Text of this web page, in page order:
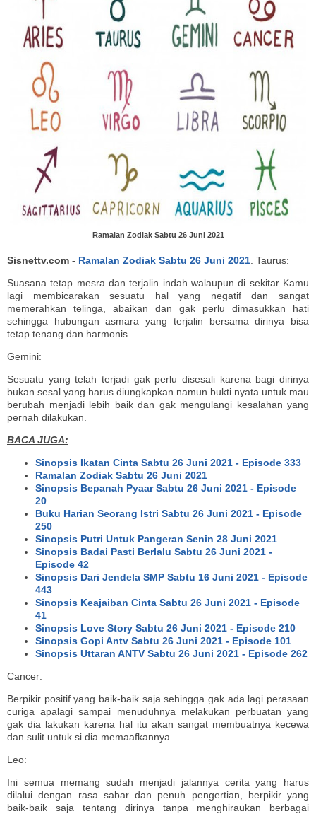
Ramalan Zodiak Sabtu 26 Juni 2021
Sisnettv.com - Ramalan Zodiak Sabtu 26 Juni 2021 . Taurus:
Suasana tetap mesra dan terjalin indah walaupun di sekitar Kamu
lagi membicarakan sesuatu hal yang negatif dan sangat
memerahkan telinga, abaikan dan gak perlu dimasukkan hati
sehingga hubungan asmara yang terjalin bersama dirinya bisa
tetap tenang dan harmonis.
Gemini:
Sesuatu yang telah terjadi gak perlu disesali karena bagi dirinya
bukan sesal yang harus diungkapkan namun bukti nyata untuk mau
berubah menjadi lebih baik dan gak mengulangi kesalahan yang
pernah dilakukan.
BACA JUGA:
Sinopsis Ikatan Cinta Sabtu 26 Juni 2021 - Episode 333
Ramalan Zodiak Sabtu 26 Juni 2021
Sinopsis Bepanah Pyaar Sabtu 26 Juni 2021 - Episode
20
Buku Harian Seorang Istri Sabtu 26 Juni 2021 - Episode
250
Sinopsis Putri Untuk Pangeran Senin 28 Juni 2021
Sinopsis Badai Pasti Berlalu Sabtu 26 Juni 2021 -
Episode 42
Sinopsis Dari Jendela SMP Sabtu 16 Juni 2021 - Episode
443
Sinopsis Keajaiban Cinta Sabtu 26 Juni 2021 - Episode
41
Sinopsis Love Story Sabtu 26 Juni 2021 - Episode 210
Sinopsis Gopi Antv Sabtu 26 Juni 2021 - Episode 101
Sinopsis Uttaran ANTV Sabtu 26 Juni 2021 - Episode 262
Cancer:
Berpikir positif yang baik-baik saja sehingga gak ada lagi perasaan
curiga apalagi sampai menuduhnya melakukan perbuatan yang
gak dia lakukan karena hal itu akan sangat membuatnya kecewa
dan sulit untuk si dia memaafkannya.
Leo:
Ini semua memang sudah menjadi jalannya cerita yang harus
dilalui dengan rasa sabar dan penuh pengertian, berpikir yang
baik-baik saja tentang dirinya tanpa menghiraukan berbagai